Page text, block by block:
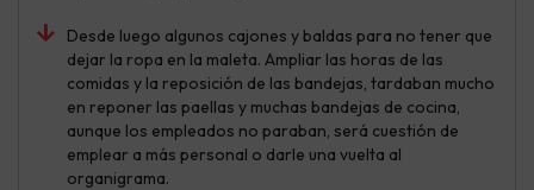
Desde luego algunos cajones y baldas para no tener que
dejar la ropa en la maleta. Ampliar las horas de las
comidas y la reposición de las bandejas, tardaban mucho
en reponer las paellas y muchas bandejas de cocina,
aunque los empleados no paraban, será cuestión de
emplear a más personal o darle una vuelta al
organigrama.